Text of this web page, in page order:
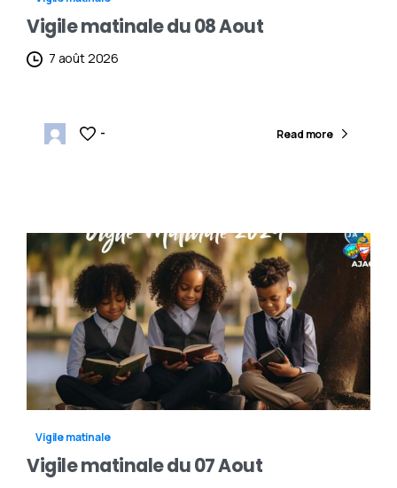
Vigile matinale du 08 Aout
7 août 2026
- Read more
Vigile matinale
Vigile matinale du 07 Aout